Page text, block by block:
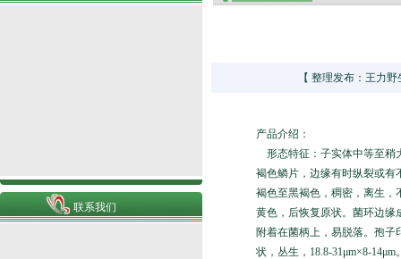
联系我们
【 整理发布：王力
产品介绍：
形态特征：子实体中等至稍
褐色鳞片，边缘有时纵裂或有
褐色至黑褐色，稠密，离生，
黄色，后恢复原状。菌环边缘
附着在菌柄上，易脱落。孢子
状，丛生，18.8-31μm×8-